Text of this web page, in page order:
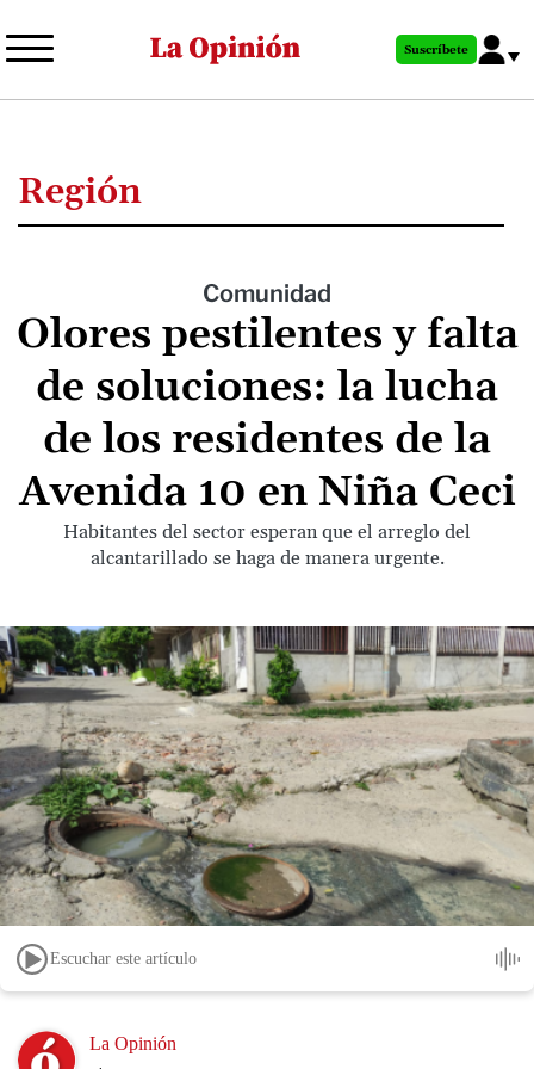
al
principal
Suscríbete
Región
Comunidad
Olores pestilentes y falta
de soluciones: la lucha
de los residentes de la
Avenida 10 en Niña Ceci
Habitantes del sector esperan que el arreglo del
alcantarillado se haga de manera urgente.
Escuchar este artículo
Image La Opinión